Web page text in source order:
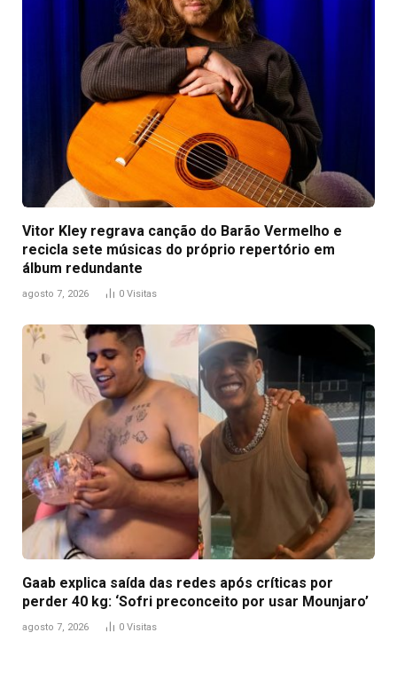
Vitor Kley regrava canção do Barão Vermelho e
recicla sete músicas do próprio repertório em
álbum redundante
agosto 7, 2026 0 Visitas
Gaab explica saída das redes após críticas por
perder 40 kg: ‘Sofri preconceito por usar Mounjaro’
agosto 7, 2026 0 Visitas